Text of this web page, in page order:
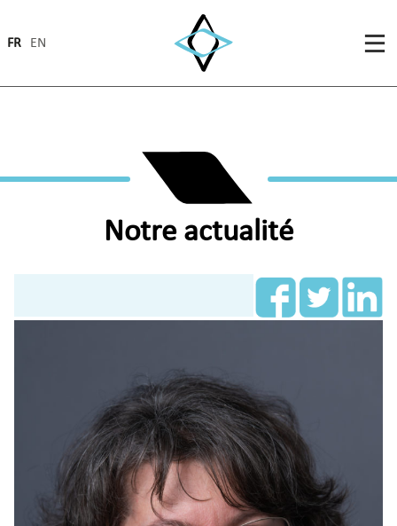
FR EN
Notre actualité